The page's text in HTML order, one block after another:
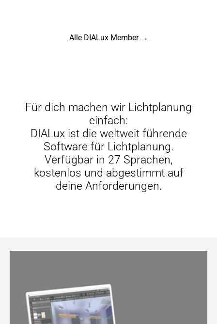
Alle DIALux Member →
Für dich machen wir Lichtplanung
einfach:
DIALux ist die weltweit führende
Software für Lichtplanung.
Verfügbar in 27 Sprachen,
kostenlos und abgestimmt auf
deine Anforderungen.